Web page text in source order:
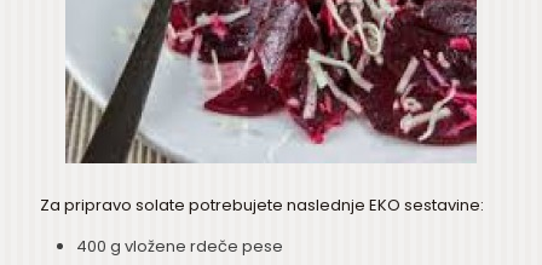
Za pripravo solate potrebujete naslednje EKO sestavine:
400 g vložene rdeče pese